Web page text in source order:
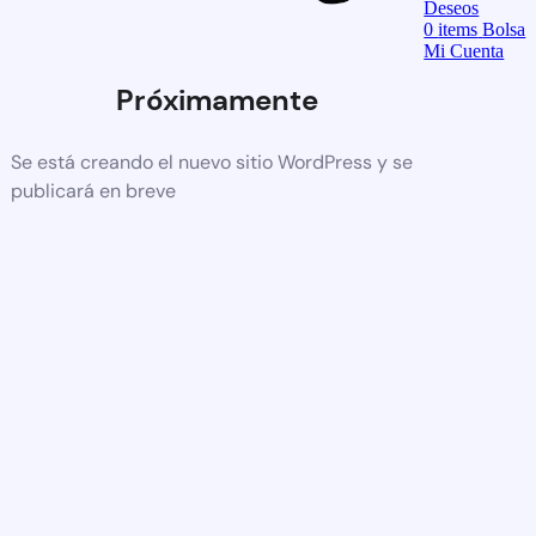
Próximamente
Se está creando el nuevo sitio WordPress y se
publicará en breve
Deseos
0items Bolsa
Mi Cuenta